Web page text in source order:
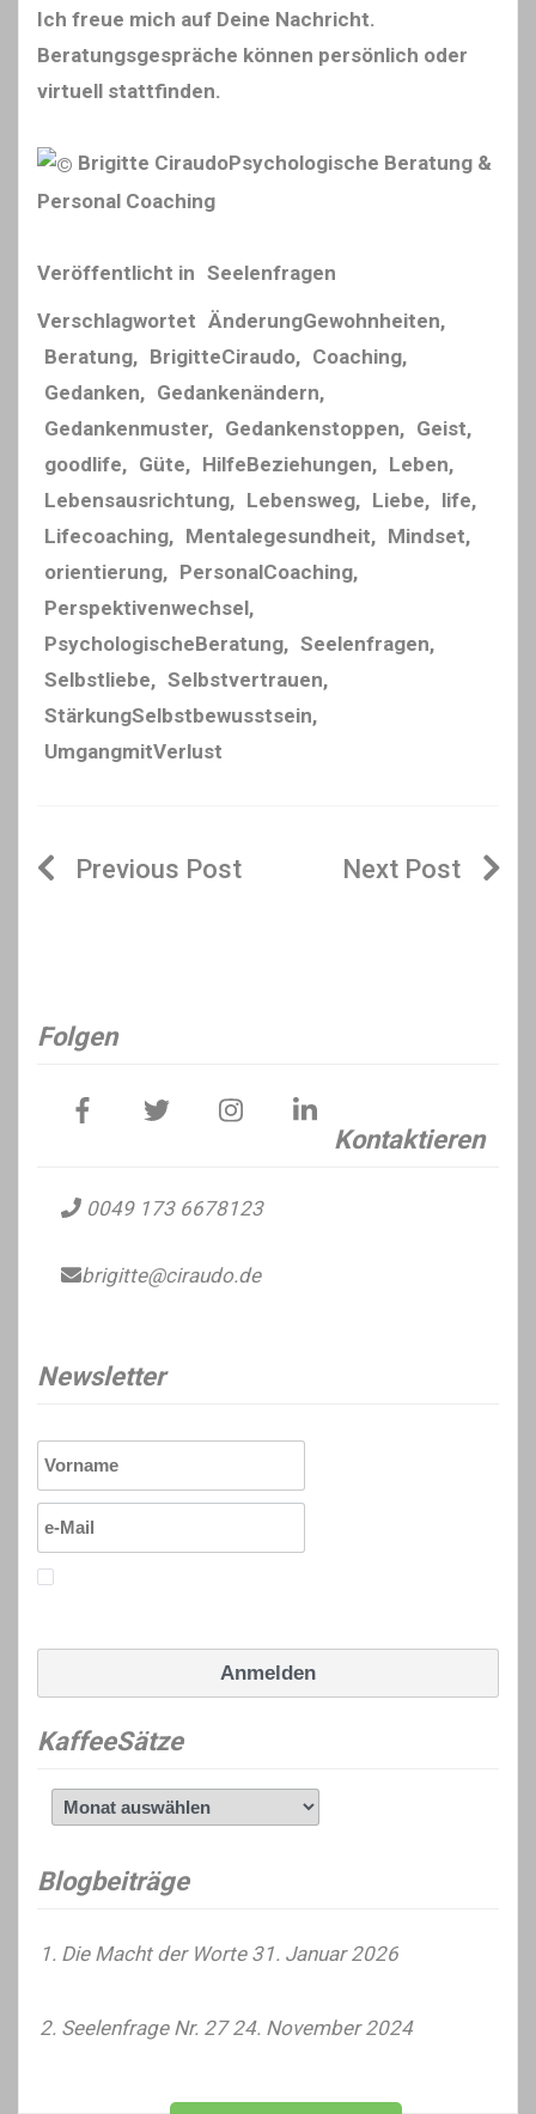
Ich freue mich auf Deine Nachricht.
Beratungsgespräche können persönlich oder
virtuell stattfinden.
Brigitte CiraudoPsychologische Beratung &
Personal Coaching
Veröffentlicht in Seelenfragen
Verschlagwortet ÄnderungGewohnheiten,
Beratung, BrigitteCiraudo, Coaching,
Gedanken, Gedankenändern,
Gedankenmuster, Gedankenstoppen, Geist,
goodlife, Güte, HilfeBeziehungen, Leben,
Lebensausrichtung, Lebensweg, Liebe, life,
Lifecoaching, Mentalegesundheit, Mindset,
orientierung, PersonalCoaching,
Perspektivenwechsel,
PsychologischeBeratung, Seelenfragen,
Selbstliebe, Selbstvertrauen,
StärkungSelbstbewusstsein,
UmgangmitVerlust
Beitragsnavigation
Folgen
Kontaktieren
0049 173 6678123
brigitte@ciraudo.de
Newsletter
KaffeeSätze
KaffeeSätze
Blogbeiträge
Die Macht der Worte 31. Januar 2026
Seelenfrage Nr. 27 24. November 2024